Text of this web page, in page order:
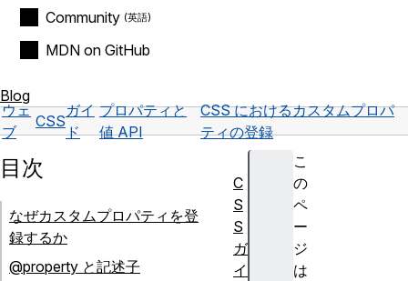
Community
MDN on GitHub
Blog
ウェ
ブ
CSS
ガイ
ド
プロパティと
値 API
CSS におけるカスタムプロパ
ティの登録
こ
の
ペ
ー
ジ
は
目次
なぜカスタムプロパティを登
録するか
@property と記述子
C
S
S
ガ
イ